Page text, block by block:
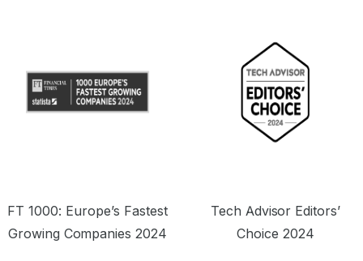
FT 1000: Europe’s Fastest
Growing Companies 2024
Tech Advisor Editors’
Choice 2024